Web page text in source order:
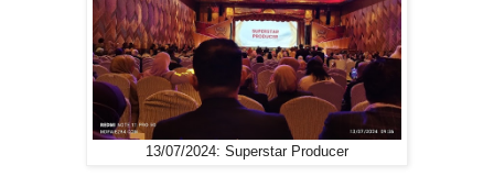
13/07/2024: Superstar Producer